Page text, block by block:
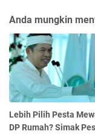
Anda mungkin
Lebih Pilih Pesta
DP Rumah? Simak